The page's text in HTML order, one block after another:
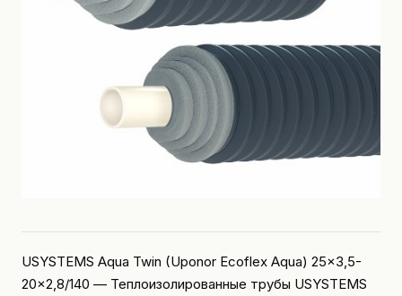
USYSTEMS Aqua Twin (Uponor Ecoflex Aqua) 25x3,5-
20x2,8/140 — Теплоизолированные трубы USYSTEMS